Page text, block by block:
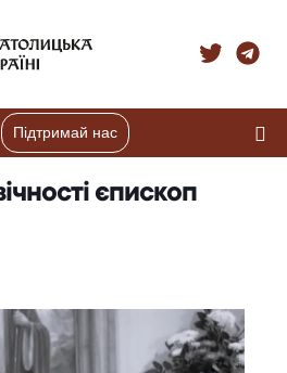
Підтримай нас
єпископ